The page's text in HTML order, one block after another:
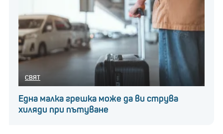
СВЯТ
Една малка грешка може да ви струва
хиляди при пътуване